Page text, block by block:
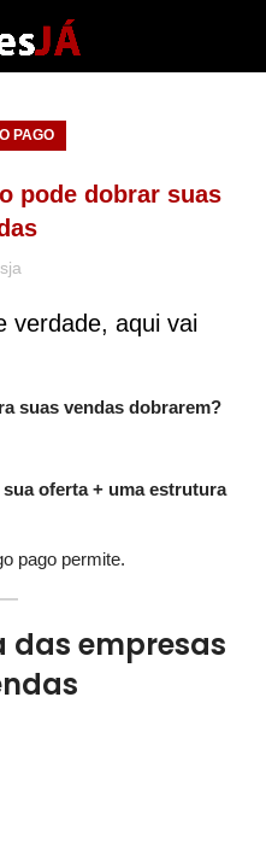
PAGO
pode dobrar suas
verdade, aqui vai
suas vendas dobrarem?
oferta + uma estrutura
pago permite.
das empresas